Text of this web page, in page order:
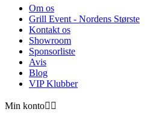
Om os
Grill Event - Nordens Største
Kontakt os
Showroom
Sponsorliste
Avis
Blog
VIP Klubber
Min konto 